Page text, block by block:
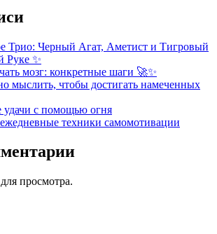
Трио: Черный Агат, Аметист и Тигровый
Руке ✨
мозг: конкретные шаги 🚀✨
мыслить, чтобы достигать намеченных
удачи с помощью огня
техники самомотивации
просмотра.